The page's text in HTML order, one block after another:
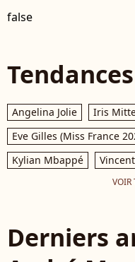
false
Tendances
Angelina Jolie Iris
Eve Gilles (Miss France
Kylian Mbappé
VOIR
Derniers